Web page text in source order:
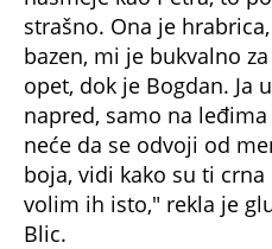
strašno. Ona je
bazen, mi je bukvalno
opet, dok je Bogdan. Ja
napred, samo na
neće da se odvoji od
boja, vidi kako su ti
volim ih isto," rekla je
Blic.